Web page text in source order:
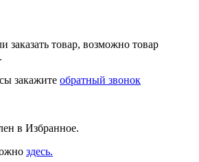
заказать товар, возможно товар
закажите обратный звонок
в Избранное.
здесь.